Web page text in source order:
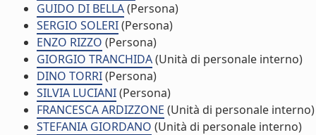
GUIDO DI BELLA(Persona)
SERGIO SOLERI(Persona)
ENZO RIZZO (Persona)
GIORGIO TRANCHIDA(Unità di personale interno)
DINO TORRI(Persona)
SILVIA LUCIANI(Persona)
FRANCESCA ARDIZZONE (Unità di personale interno)
STEFANIA GIORDANO (Unità di personale interno)